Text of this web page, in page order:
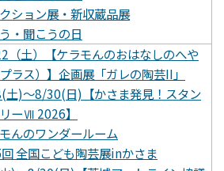
ション展・新収蔵品展
・聞こうの日
（土）【ケラモんのおはなしのへや
ラス）】企画展「ガレの陶芸II」
土)～8/30(日)【かさま発見！スタン
ーⅦ 2026】
んのワンダールーム
全国こども陶芸展inかさま